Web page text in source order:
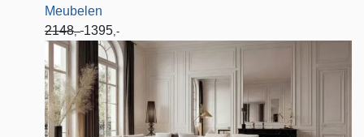
Meubelen
2148,- 1395,-